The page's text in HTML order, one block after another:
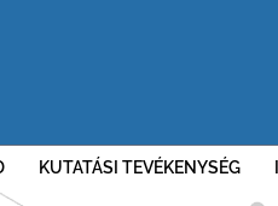
KUTATÁSI TEVÉKENYSÉG